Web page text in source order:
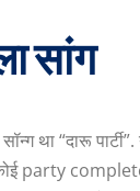
सांग
था “दारू
party